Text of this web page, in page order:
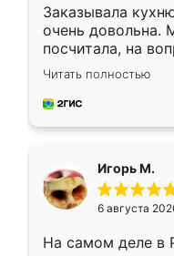
Заказывала
очень довольна.
посчитала, на
Замерщик
делу со всей
за день, ребята
Читать полностью
Игорь М.
6 августа
На самом деле в